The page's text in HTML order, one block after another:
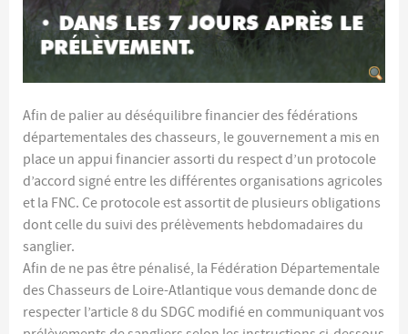
Afin de palier au déséquilibre financier des fédérations
départementales des chasseurs, le gouvernement a mis en
place un appui financier assorti du respect d’un protocole
d’accord signé entre les différentes organisations agricoles
et la FNC. Ce protocole est assortit de plusieurs obligations
dont celle du suivi des prélèvements hebdomadaires du
sanglier.
Afin de ne pas être pénalisé, la Fédération Départementale
des Chasseurs de Loire-Atlantique vous demande donc de
respecter l’article 8 du SDGC modifié en communiquant vos